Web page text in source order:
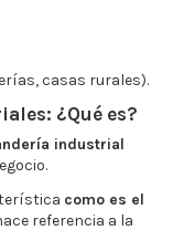
casas rurales).
¿Qué es?
industrial
como es el
referencia a la